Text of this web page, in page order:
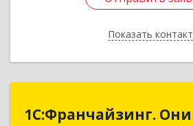
ПоказатьНазад
1С:Франчайзинг.